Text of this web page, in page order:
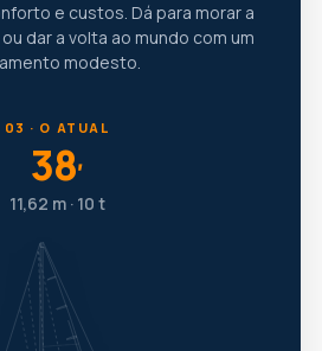
e custos. Dá para morar a
dar a volta ao mundo com um
modesto.
03 · O ATUAL
38′
11,62 m · 10 t